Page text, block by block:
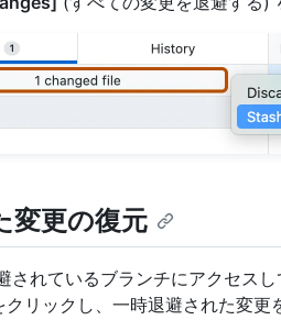
変更の復元
されているブランチにアクセス
クリックし、一時退避された変更